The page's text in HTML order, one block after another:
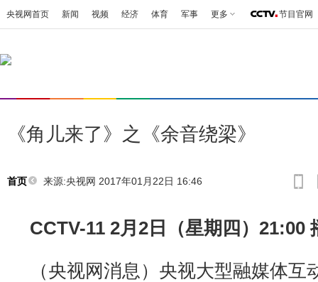
央视网首页 新闻 视频 经济 体育 军事 更多 节目官网
《角儿来了》之《余音绕梁》
首页 来源:央视网 2017年01月22日 16:46
CCTV-11 2月2日（星期四）21:00
（央视网消息）央视大型融媒体